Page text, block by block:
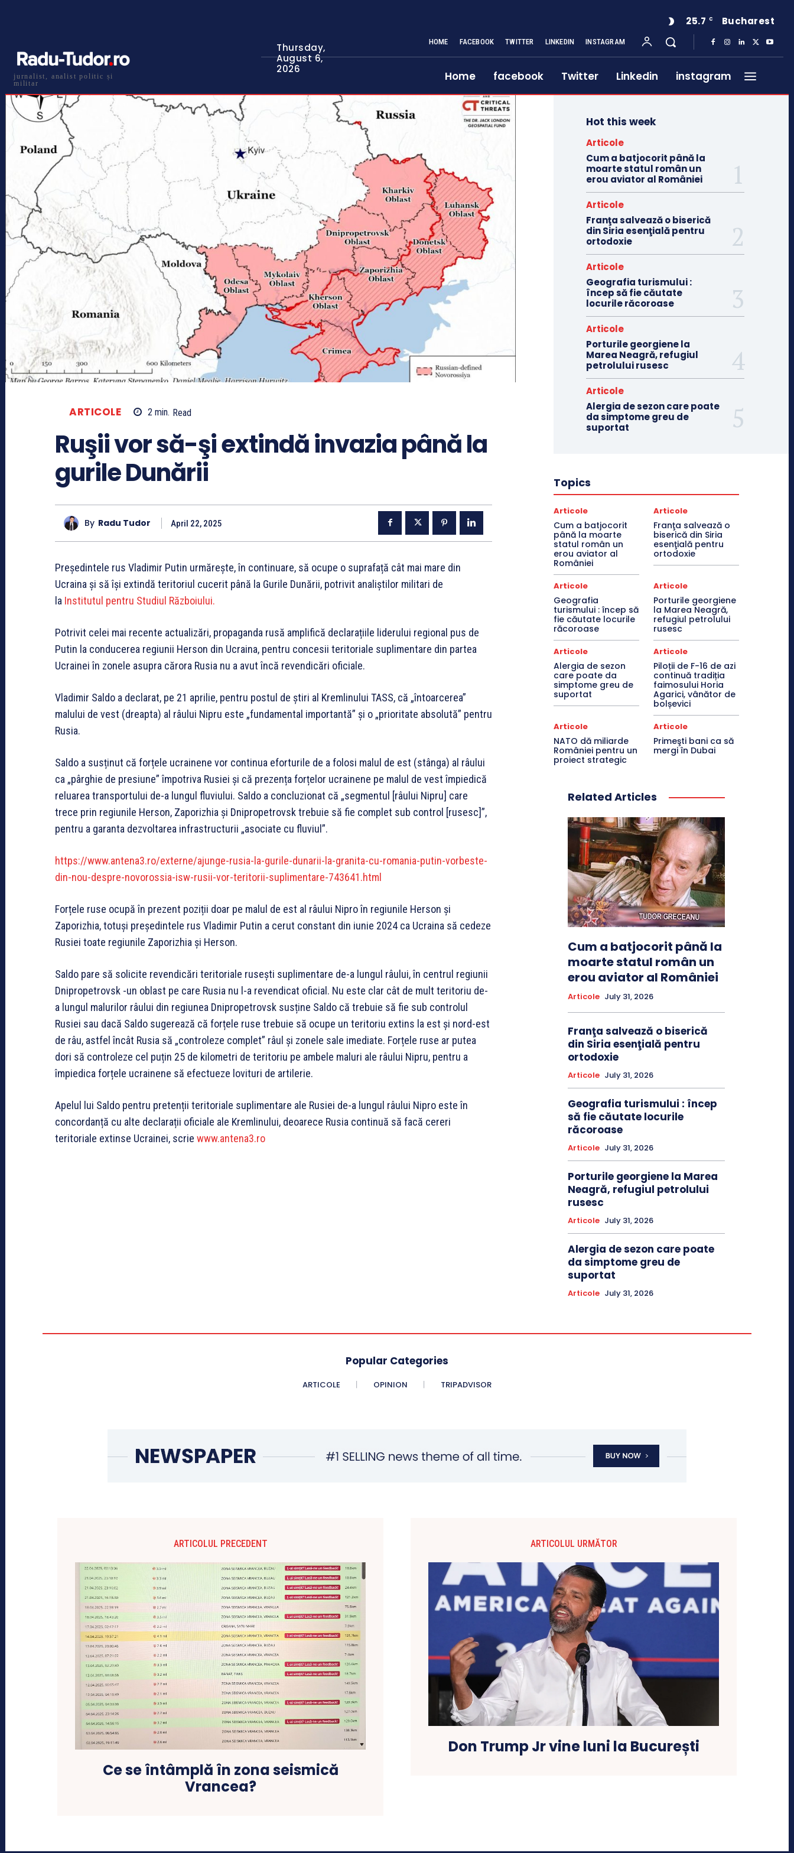
jurnalist, analist politic și
militar
Thursday,
August 6,
2026
25.7 C Bucharest
HOME FACEBOOK TWITTER LINKEDIN INSTAGRAM
Home facebook Twitter Linkedin instagram
ARTICOLE 2 min. Read
Ruşii vor să-şi extindă invazia până la
gurile Dunării
By Radu Tudor April 22, 2025
Președintele rus Vladimir Putin urmărește, în continuare, să ocupe o suprafață cât mai mare din
Ucraina și să își extindă teritoriul cucerit până la Gurile Dunării, potrivit analiștilor militari de
la Institutul pentru Studiul Războiului.
Potrivit celei mai recente actualizări, propaganda rusă amplifică declarațiile liderului regional pus de
Putin la conducerea regiunii Herson din Ucraina, pentru concesii teritoriale suplimentare din partea
Ucrainei în zonele asupra cărora Rusia nu a avut încă revendicări oficiale.
Vladimir Saldo a declarat, pe 21 aprilie, pentru postul de știri al Kremlinului TASS, că „întoarcerea”
malului de vest (dreapta) al râului Nipru este „fundamental importantă” și o „prioritate absolută” pentru
Rusia.
Saldo a susținut că forțele ucrainene vor continua eforturile de a folosi malul de est (stânga) al râului
ca „pârghie de presiune” împotriva Rusiei și că prezența forțelor ucrainene pe malul de vest împiedică
reluarea transportului de-a lungul fluviului. Saldo a concluzionat că „segmentul [râului Nipru] care
trece prin regiunile Herson, Zaporizhia și Dnipropetrovsk trebuie să fie complet sub control [rusesc]”,
pentru a garanta dezvoltarea infrastructurii „asociate cu fluviul”.
https://www.antena3.ro/externe/ajunge-rusia-la-gurile-dunarii-la-granita-cu-romania-putin-vorbeste-
din-nou-despre-novorossia-isw-rusii-vor-teritorii-suplimentare-743641.html
Forțele ruse ocupă în prezent poziții doar pe malul de est al râului Nipro în regiunile Herson și
Zaporizhia, totuși președintele rus Vladimir Putin a cerut constant din iunie 2024 ca Ucraina să cedeze
Rusiei toate regiunile Zaporizhia și Herson.
Saldo pare să solicite revendicări teritoriale rusești suplimentare de-a lungul râului, în centrul regiunii
Dnipropetrovsk -un oblast pe care Rusia nu l-a revendicat oficial. Nu este clar cât de mult teritoriu de-
a lungul malurilor râului din regiunea Dnipropetrovsk susține Saldo că trebuie să fie sub controlul
Rusiei sau dacă Saldo sugerează că forțele ruse trebuie să ocupe un teritoriu extins la est și nord-est
de râu, astfel încât Rusia să „controleze complet” râul și zonele sale imediate. Forțele ruse ar putea
dori să controleze cel puțin 25 de kilometri de teritoriu pe ambele maluri ale râului Nipru, pentru a
împiedica forțele ucrainene să efectueze lovituri de artilerie.
Apelul lui Saldo pentru pretenții teritoriale suplimentare ale Rusiei de-a lungul râului Nipro este în
concordanță cu alte declarații oficiale ale Kremlinului, deoarece Rusia continuă să facă cereri
teritoriale extinse Ucrainei, scrie www.antena3.ro
Hot this week
Articole
Cum a batjocorit până la
moarte statul român un
erou aviator al României
Articole
Franţa salvează o biserică
din Siria esenţială pentru
ortodoxie
Articole
Geografia turismului :
încep să fie căutate
locurile răcoroase
Articole
Porturile georgiene la
Marea Neagră, refugiul
petrolului rusesc
Articole
Alergia de sezon care poate
da simptome greu de
suportat
Topics
Articole
Cum a batjocorit
până la moarte
statul român un
erou aviator al
României
Articole
Franţa salvează o
biserică din Siria
esenţială pentru
ortodoxie
Articole
Geografia
turismului : încep să
fie căutate locurile
răcoroase
Articole
Porturile georgiene
la Marea Neagră,
refugiul petrolului
rusesc
Articole
Alergia de sezon
care poate da
simptome greu de
suportat
Articole
Piloții de F-16 de azi
continuă tradiția
faimosului Horia
Agarici, vânător de
bolșevici
Articole
NATO dă miliarde
României pentru un
proiect strategic
Articole
Primeşti bani ca să
mergi în Dubai
Related Articles
Cum a batjocorit până la
moarte statul român un
erou aviator al României
Articole July 31, 2026
Franţa salvează o biserică
din Siria esenţială pentru
ortodoxie
Articole July 31, 2026
Geografia turismului : încep
să fie căutate locurile
răcoroase
Articole July 31, 2026
Porturile georgiene la Marea
Neagră, refugiul petrolului
rusesc
Articole July 31, 2026
Alergia de sezon care poate
da simptome greu de
suportat
Articole July 31, 2026
Popular Categories
ARTICOLE OPINION TRIPADVISOR
ARTICOLUL PRECEDENT
Ce se întâmplă în zona seismică
Vrancea?
ARTICOLUL URMĂTOR
Don Trump Jr vine luni la București